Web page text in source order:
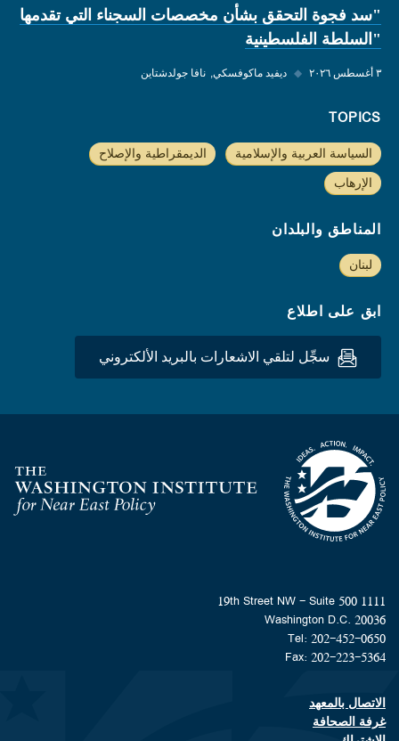
"سد فجوة التحقق بشأن مخصصات السجناء التي تقدمها
"السلطة الفلسطينية
٣ أغسطس ٢٠٢٦ ◆ ديفيد ماكوفسكي نافا جولدشتاين
TOPICS
السياسة العربية والإسلامية الديمقراطية والإصلاح
الإرهاب
المناطق والبلدان
لبنان
ابق على اطلاع
سجِّل لتلقي الاشعارات بالبريد الألكتروني
Homepage
1111 19th Street NW - Suite 500
Washington D.C. 20036
Tel: 202-452-0650
Fax: 202-223-5364
Footer contact links
الاتصال بالمعهد
غرفة الصحافة